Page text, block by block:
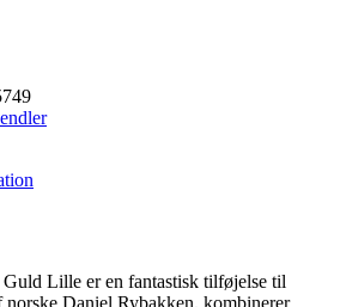
Lille er en fantastisk tilføjelse til
norske Daniel Rybakken, kombinerer